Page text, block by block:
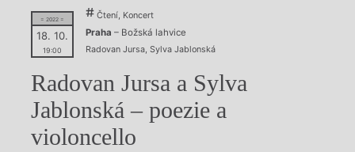
Výroční ceny
= 2022 =
18. 10.
19:00
Čtení, Koncert
Praha – Božská lahvice
Radovan Jursa, Sylva Jablonská
Radovan Jursa a Sylva
Jablonská – poezie a
violoncello